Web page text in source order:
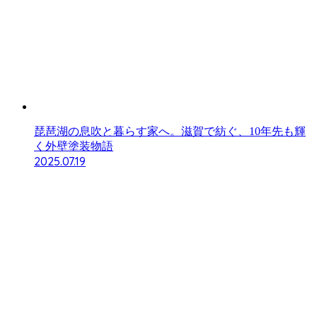
琵琶湖の息吹と暮らす家へ。滋賀で紡ぐ、10年先も輝
く外壁塗装物語
2025.07.19